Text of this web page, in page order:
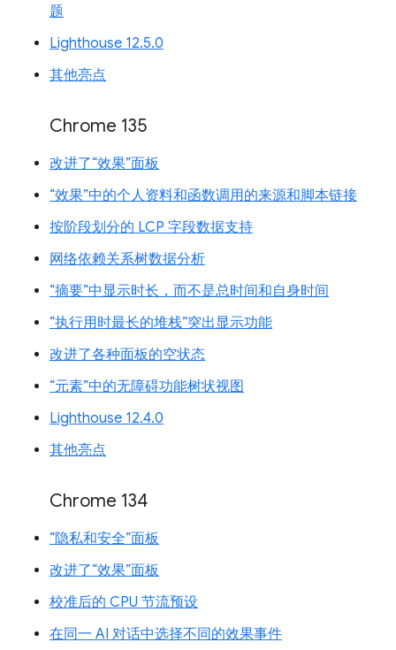
题
Lighthouse 12.5.0
其他亮点
Chrome 135
改进了“效果”面板
“效果”中的个人资料和函数调用的来源和脚本链接
按阶段划分的 LCP 字段数据支持
网络依赖关系树数据分析
“摘要”中显示时长，而不是总时间和自身时间
“执行用时最长的堆栈”突出显示功能
改进了各种面板的空状态
“元素”中的无障碍功能树状视图
Lighthouse 12.4.0
其他亮点
Chrome 134
“隐私和安全”面板
改进了“效果”面板
校准后的 CPU 节流预设
在同一 AI 对话中选择不同的效果事件